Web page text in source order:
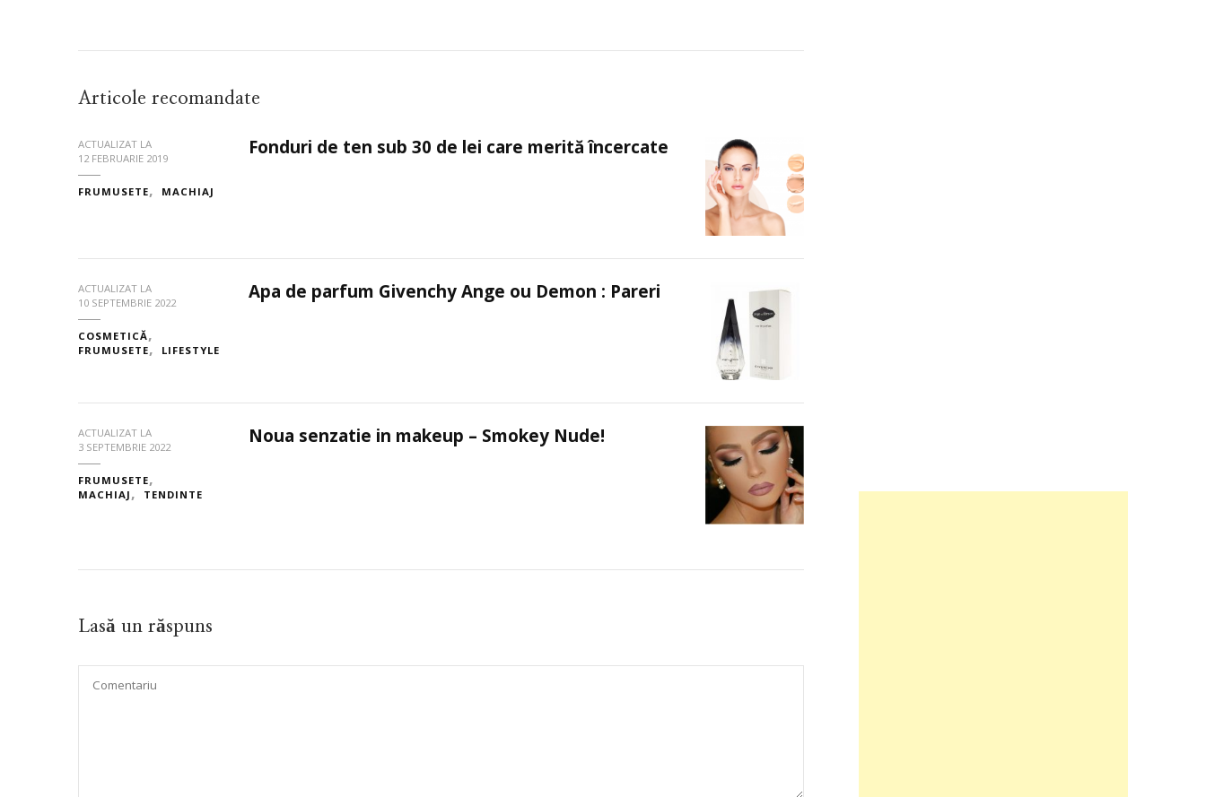
Articole recomandate
ACTUALIZAT LA
12 FEBRUARIE 2019
FRUMUSETE MACHIAJ
Fonduri de ten sub 30 de lei care merită încercate
ACTUALIZAT LA
10 SEPTEMBRIE 2022
COSMETICĂ
FRUMUSETE
LIFESTYLE
Apa de parfum Givenchy Ange ou Demon : Pareri
ACTUALIZAT LA
3 SEPTEMBRIE 2022
FRUMUSETE
MACHIAJ
TENDINTE
Noua senzatie in makeup – Smokey Nude!
Lasă un răspuns